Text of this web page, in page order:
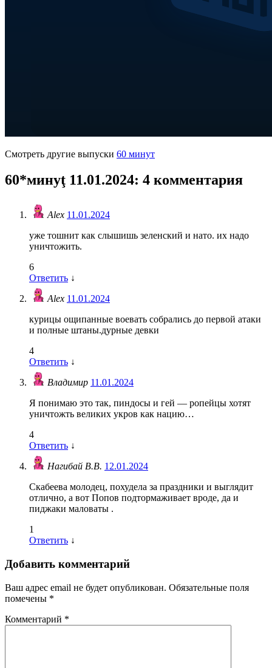
Смотреть другие выпуски 60 минут
60*минуţ 11.01.2024: 4 комментария
Alex 11.01.2024
уже тошнит как слышишь зеленский и нато. их надо
уничтожить.
6
Ответить ↓
Alex 11.01.2024
курицы ощипанные воевать собрались до первой атаки
и полные штаны.дурные девки
4
Ответить ↓
Владимир 11.01.2024
Я понимаю это так, пиндосы и гей — ропейцы хотят
уничтожть великих укров как нацию…
4
Ответить ↓
Нагибай В.В. 12.01.2024
Скабеева молодец, похудела за праздники и выглядит
отлично, а вот Попов подтормаживает вроде, да и
пиджаки маловаты .
1
Ответить ↓
Добавить комментарий
Ваш адрес email не будет опубликован. Обязательные поля
помечены *
Комментарий *